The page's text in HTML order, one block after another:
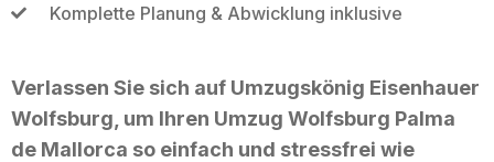
Komplette Planung & Abwicklung inklusive
Verlassen Sie sich auf Umzugskönig Eisenhauer
Wolfsburg, um Ihren Umzug Wolfsburg Palma
de Mallorca so einfach und stressfrei wie